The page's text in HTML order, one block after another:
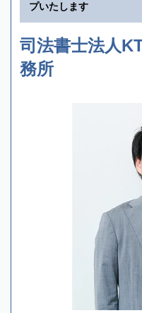
プいたします
司法書士法人
務所